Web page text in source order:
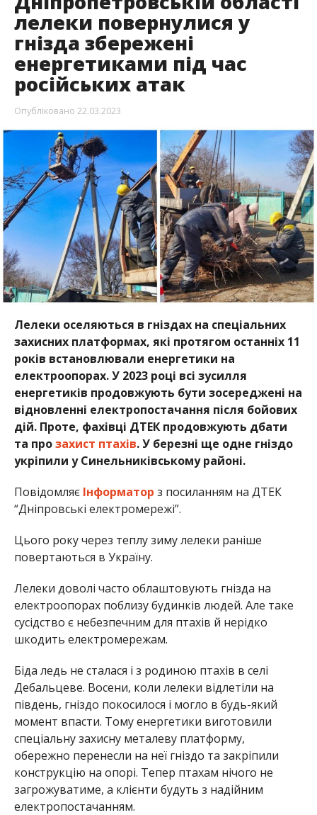
лелеки повернулися у
гнізда збережені
енергетиками під час
російських атак
Опубліковано 22.03.2023
Лелеки оселяються в гніздах на спеціальних
захисних платформах, які протягом останніх 11
років встановлювали енергетики на
електроопорах. У 2023 році всі зусилля
енергетиків продовжують бути зосереджені на
відновленні електропостачання після бойових
дій. Проте, фахівці ДТЕК продовжують дбати
та прозахист птахів. У березні ще одне гніздо
укріпили у Синельниківському районі.
Повідомляє Інформатор з посиланням на ДТЕК
“Дніпровські електромережі”.
Цього року через теплу зиму лелеки раніше
повертаються в Україну.
Лелеки доволі часто облаштовують гнізда на
електроопорах поблизу будинків людей. Але таке
сусідство є небезпечним для птахів й нерідко
шкодить електромережам.
Біда ледь не сталася і з родиною птахів в селі
Дебальцеве. Восени, коли лелеки відлетіли на
південь, гніздо покосилося і могло в будь-який
момент впасти. Тому енергетики виготовили
спеціальну захисну металеву платформу,
обережно перенесли на неї гніздо та закріпили
конструкцію на опорі. Тепер птахам нічого не
загрожуватиме, а клієнти будуть з надійним
електропостачанням.